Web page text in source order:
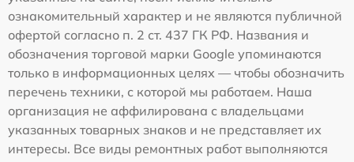
ознакомительный характер и не являются публичной
офертой согласно п. 2 ст. 437 ГК РФ. Названия и
обозначения торговой марки Google упоминаются
только в информационных целях — чтобы обозначить
перечень техники, с которой мы работаем. Наша
организация не аффилирована с владельцами
указанных товарных знаков и не представляет их
интересы. Все виды ремонтных работ выполняются